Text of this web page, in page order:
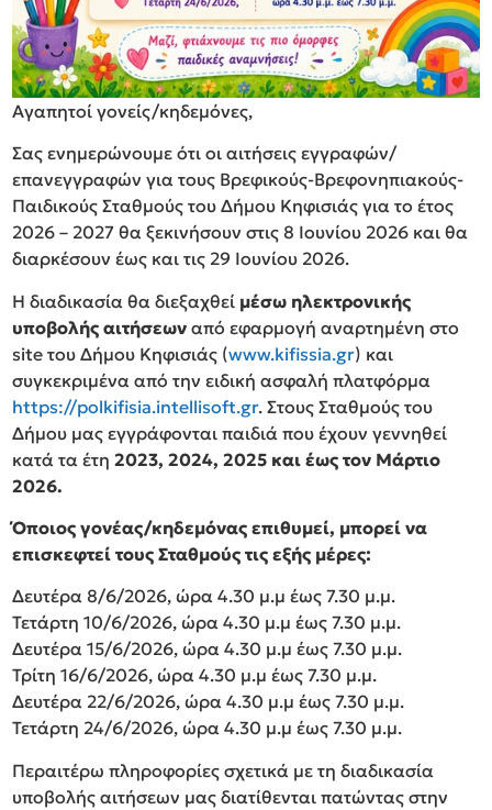
Αγαπητοί γονείς/κηδεμόνες,
Σας ενημερώνουμε ότι οι αιτήσεις εγγραφών/
επανεγγραφών για τους Βρεφικούς-Βρεφονηπιακούς-
Παιδικούς Σταθμούς του Δήμου Κηφισιάς για το έτος
2026 – 2027 θα ξεκινήσουν στις 8 Ιουνίου 2026 και θα
διαρκέσουν έως και τις 29 Ιουνίου 2026.
Η διαδικασία θα διεξαχθεί μέσω ηλεκτρονικής
υποβολής αιτήσεων από εφαρμογή αναρτημένη στο
site του Δήμου Κηφισιάς (www.kifissia.gr) και
συγκεκριμένα από την ειδική ασφαλή πλατφόρμα
https://polkifisia.intellisoft.gr. Στους Σταθμούς του
Δήμου μας εγγράφονται παιδιά που έχουν γεννηθεί
κατά τα έτη2023, 2024, 2025 και έως τον Μάρτιο
2026.
Όποιος γονέας/κηδεμόνας επιθυμεί, μπορεί να
επισκεφτεί τους Σταθμούς τις εξής μέρες:
Δευτέρα 8/6/2026, ώρα 4.30 μ.μ έως 7.30 μ.μ.
Τετάρτη 10/6/2026, ώρα 4.30 μ.μ έως 7.30 μ.μ.
Δευτέρα 15/6/2026, ώρα 4.30 μ.μ έως 7.30 μ.μ.
Τρίτη 16/6/2026, ώρα 4.30 μ.μ έως 7.30 μ.μ.
Δευτέρα 22/6/2026, ώρα 4.30 μ.μ έως 7.30 μ.μ.
Τετάρτη 24/6/2026, ώρα 4.30 μ.μ έως 7.30 μ.μ.
Περαιτέρω πληροφορίες σχετικά με τη διαδικασία
υποβολής αιτήσεων μας διατίθενται πατώντας στην